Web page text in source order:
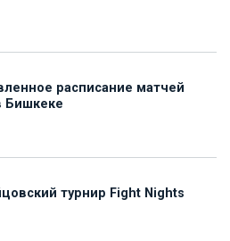
расписание матчей
Бишкеке
турнир Fight Nights